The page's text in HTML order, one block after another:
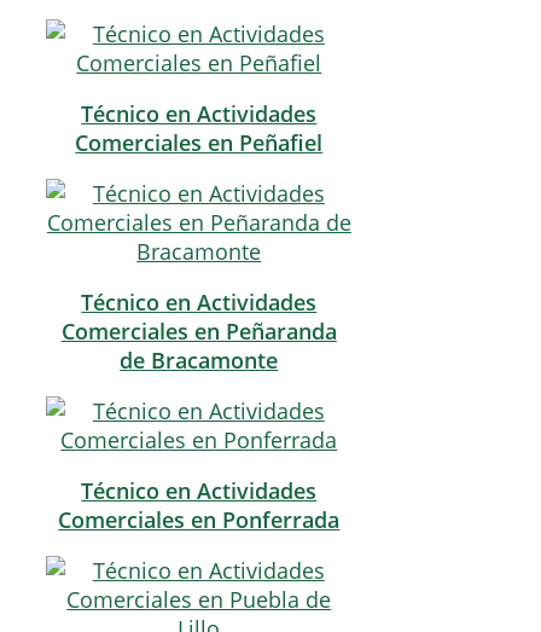
Técnico en Actividades
Comerciales en Peñafiel
Técnico en Actividades
Comerciales en Peñaranda
de Bracamonte
Técnico en Actividades
Comerciales en Ponferrada